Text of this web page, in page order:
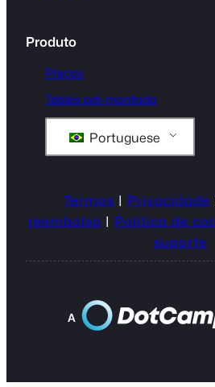
Produto
Preços
Tables pré-montado
Portuguese
Termos | Privacidade
reembolso | Política de
suporte